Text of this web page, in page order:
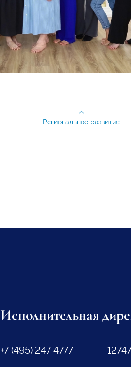
Региональное развитие
Исполнительная
+7 (495) 247 4777